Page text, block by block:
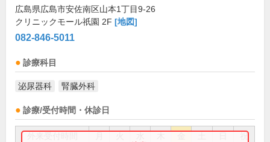
広島県広島市安佐南区山本1丁目9-26
クリニックモール祇園 2F [地図]
082-846-5011
診療科目
泌尿器科 腎臓外科
診療/受付時間・休診日
祝